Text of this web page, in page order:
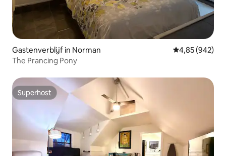
Gastenverblijf in Norman Gemiddelde
4,85 (942)
The Prancing Pony
Superhost
Superhost